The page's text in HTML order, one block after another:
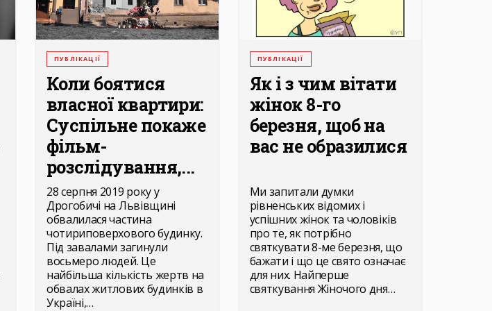
ПУБЛІКАЦІЇ
Коли боятися
власної квартири:
Суспільне покаже
фільм-
розслідування,...
28 серпня 2019 року у
Дрогобичі на Львівщині
обвалилася частина
чотириповерхового будинку.
Під завалами загинули
восьмеро людей. Це
найбільша кількість жертв на
обвалах житлових будинків в
Україні,…
ПУБЛІКАЦІЇ
Як і з чим вітати
жінок 8-го
березня, щоб на
вас не образилися
Ми запитали думки
рівненських відомих і
успішних жінок та чоловіків
про те, як потрібно
святкувати 8-ме березня, що
бажати і що це свято означає
для них. Найперше
святкування Жіночого дня…